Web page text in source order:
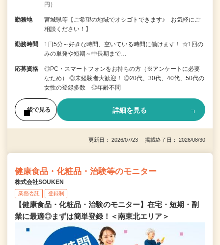
円）
勤務地
宮城県等【ご希望の地域でオシゴトできます♪ お気軽にご
相談ください！】
勤務時間
1日5分～好きな時間、空いている時間に働けます！ ☆1回の
みの単発や短期～中長期まで…
応募資格
◎PC・スマートフォンをお持ちの方（※アンケートに必要
なため） ◎未経験者大歓迎！ ◎20代、30代、40代、50代の
女性の登録多数 ◎年齢不問
後で見る 詳細を見る
更新日： 2026/07/23 掲載終了日： 2026/08/30
健康食品・化粧品・治験等のモニター
株式会社SOUKEN
業務委託 登録制
【健康食品・化粧品・治験のモニター】在宅・短期・副
業に最適◎まずは簡単登録！＜南東北エリア＞